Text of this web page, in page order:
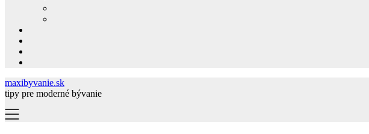
maxibyvanie.sk
tipy pre moderné bývanie